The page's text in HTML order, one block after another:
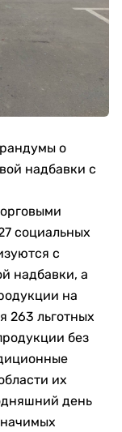
о
надбавки с
социальных
с
надбавки, а
на
263 льготных
без
их
день